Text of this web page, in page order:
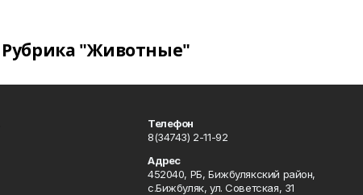
Рубрика "Животные"
Телефон
8(34743) 2-11-92
Адрес
452040, РБ, Бижбулякский район,
с.Бижбуляк, ул. Советская, 31